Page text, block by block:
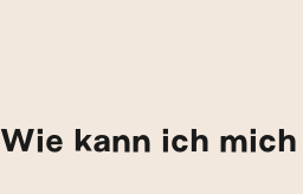
Wie kann ich